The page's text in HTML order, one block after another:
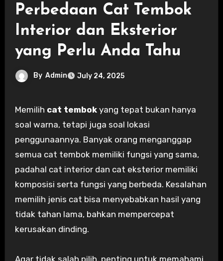
Perbedaan Cat Tembok
Interior dan Eksterior
yang Perlu Anda Tahu
By Admin July 24, 2025
Memilih cat tembokyang tepat bukan hanya
soal warna, tetapi juga soal lokasi
penggunaannya. Banyak orang menganggap
semua cat tembok memiliki fungsi yang sama,
padahal cat interior dan cat eksterior memiliki
komposisi serta fungsi yang berbeda. Kesalahan
memilih jenis cat bisa menyebabkan hasil yang
tidak tahan lama, bahkan mempercepat
kerusakan dinding.